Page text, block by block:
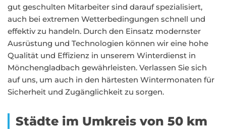
gut geschulten Mitarbeiter sind darauf spezialisiert,
auch bei extremen Wetterbedingungen schnell und
effektiv zu handeln. Durch den Einsatz modernster
Ausrüstung und Technologien können wir eine hohe
Qualität und Effizienz in unserem Winterdienst in
Mönchengladbach gewährleisten. Verlassen Sie sich
auf uns, um auch in den härtesten Wintermonaten für
Sicherheit und Zugänglichkeit zu sorgen.
Städte im Umkreis von 50 km